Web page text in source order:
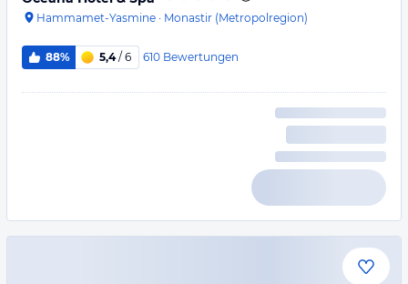
Hammamet-Yasmine · Monastir (Metropolregion)
88% 5,4/ 6 610 Bewertungen